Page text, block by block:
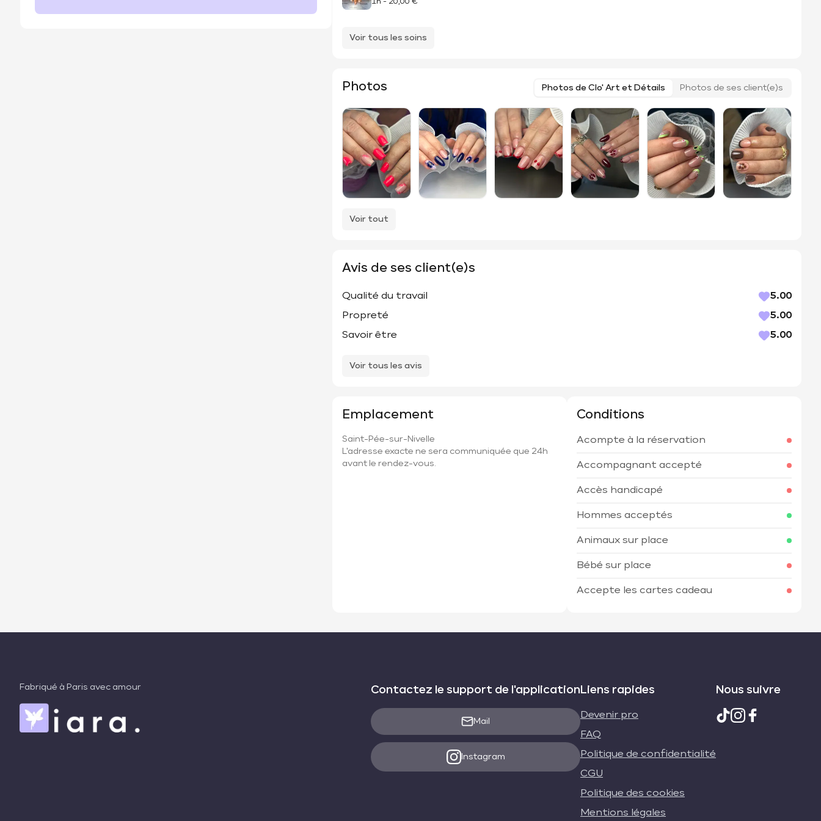
1h - 20,00 €
Voir tous les soins
Photos Photos de Clo' Art et Détails Photos de ses client(e)s
Voir tout
Avis de ses client(e)s
Qualité du travail
5.00
Propreté
5.00
Savoir être
5.00
Voir tous les avis
Emplacement
Saint-Pée-sur-Nivelle
L'adresse exacte ne sera communiquée que 24h
avant le rendez-vous.
Conditions
Acompte à la réservation
Accompagnant accepté
Accès handicapé
Hommes acceptés
Animaux sur place
Bébé sur place
Accepte les cartes cadeau
Fabriqué à Paris avec amour Contactez le support de l'application
Mail
Instagram
Liens rapides
Devenir pro
FAQ
Politique de confidentialité
CGU
Politique des cookies
Mentions légales
Nous suivre